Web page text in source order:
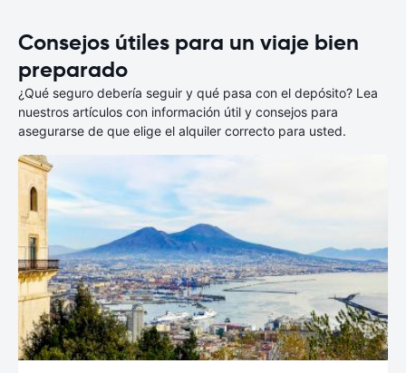
Consejos útiles para un viaje bien
preparado
¿Qué seguro debería seguir y qué pasa con el depósito? Lea
nuestros artículos con información útil y consejos para
asegurarse de que elige el alquiler correcto para usted.